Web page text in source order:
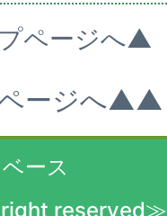
ページへ▲
ージへ▲▲
ース
reserved≫